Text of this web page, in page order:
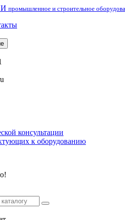
промышленное и строительное
консультации
к оборудованию